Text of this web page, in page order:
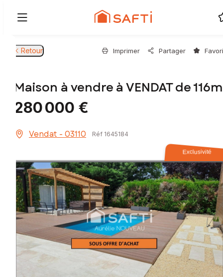
Retour Imprimer Partager
Maison à vendre à VENDAT de
280 000 €
Vendat - 03110 Réf 1645184
Exclusivité